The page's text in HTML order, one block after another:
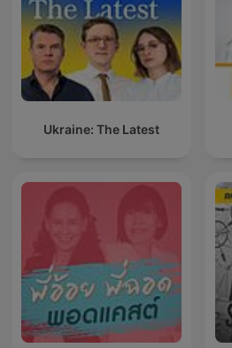
Ukraine: The Latest